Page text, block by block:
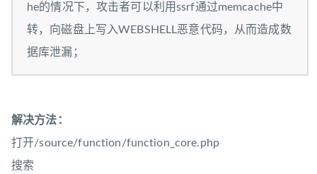
he的情况下，攻击者可以利用ssrf通过memcache中
转，向磁盘上写入WEBSHELL恶意代码，从而造成数
据库泄漏；
解决方法：
打开/source/function/function_core.php
搜索